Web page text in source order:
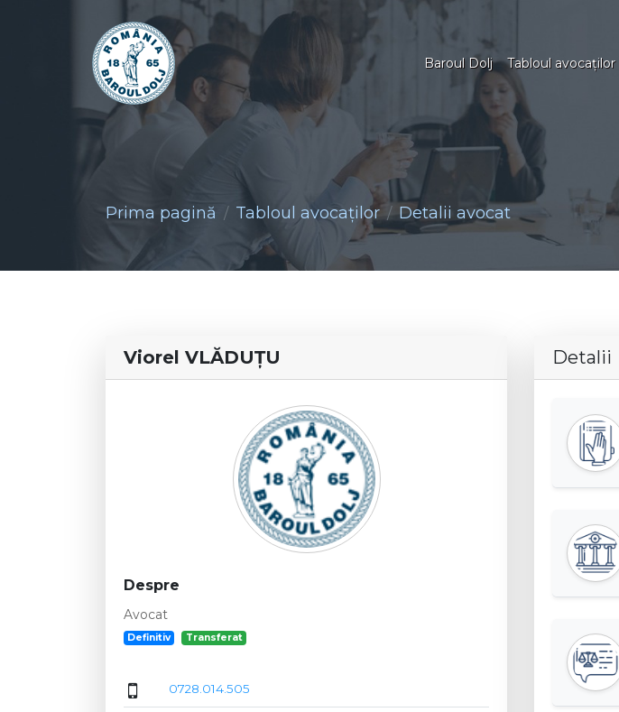
Baroul Dolj Tabloul avocaţilor
Prima pagină Tabloul avocaţilor Detalii avocat
Viorel VLĂDUŢU
Despre
Avocat
Definitiv Transferat
0728.014.505
Detalii